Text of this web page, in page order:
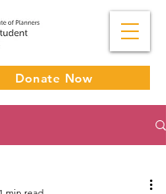
Donate Now